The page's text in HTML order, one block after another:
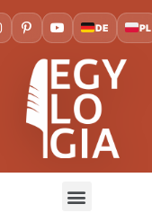
DE PL